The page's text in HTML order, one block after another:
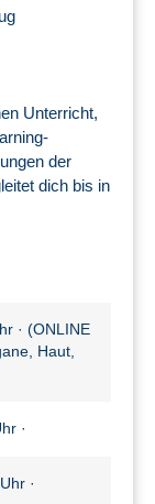
Unterricht,
der
dich bis in
· (ONLINE
Haut,
·
·